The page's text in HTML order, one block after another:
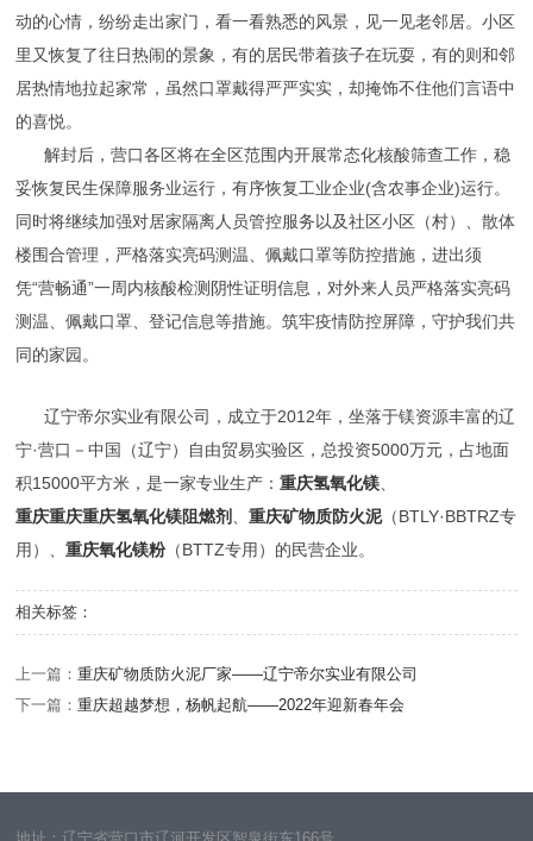
动的心情，纷纷走出家门，看一看熟悉的风景，见一见老邻居。小区
里又恢复了往日热闹的景象，有的居民带着孩子在玩耍，有的则和邻
居热情地拉起家常，虽然口罩戴得严严实实，却掩饰不住他们言语中
的喜悦。
解封后，营口各区将在全区范围内开展常态化核酸筛查工作，稳
妥恢复民生保障服务业运行，有序恢复工业企业(含农事企业)运行。
同时将继续加强对居家隔离人员管控服务以及社区小区（村）、散体
楼围合管理，严格落实亮码测温、佩戴口罩等防控措施，进出须
凭“营畅通”一周内核酸检测阴性证明信息，对外来人员严格落实亮码
测温、佩戴口罩、登记信息等措施。筑牢疫情防控屏障，守护我们共
同的家园。
辽宁帝尔实业有限公司，成立于2012年，坐落于镁资源丰富的辽
宁·营口－中国（辽宁）自由贸易实验区，总投资5000万元，占地面
积15000平方米，是一家专业生产：重庆氢氧化镁
重庆重庆重庆氢氧化镁阻燃剂
、重庆矿物质防火泥（BTLY·BBTRZ专
用）、重庆氧化镁粉（BTTZ专用）的民营企业。
相关标签：
上一篇：重庆矿物质防火泥厂家——辽宁帝尔实业有限公司
下一篇：重庆超越梦想，杨帆起航——2022年迎新春年会